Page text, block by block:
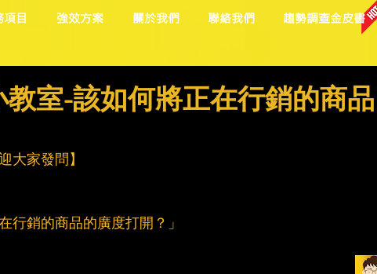
項目 強效方案 關於我們 聯絡我們 趨勢調查金皮書
教室-該如何將正在行銷的商品
大家發問】
行銷的商品的廣度打開？」